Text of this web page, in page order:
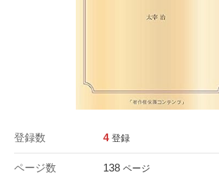
登録数 4 登録
ページ数 138 ページ